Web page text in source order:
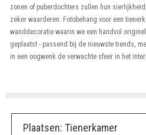
zonen of puberdochters zullen hun
zeker waarderen. Fotobehang voor een
wanddecoratie waarin we een handvol
geplaatst - passend bij de nieuwste trends,
in een oogwenk de verwachte sfeer in het
Plaatsen: Tienerkamer